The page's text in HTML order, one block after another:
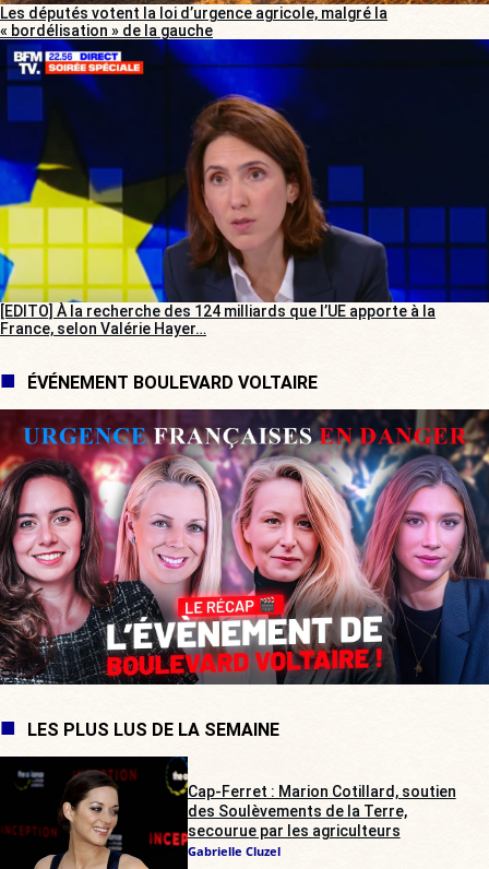
Les députés votent la loi d’urgence agricole, malgré la
« bordélisation » de la gauche
[EDITO] À la recherche des 124 milliards que l’UE apporte à la
France, selon Valérie Hayer…
ÉVÉNEMENT BOULEVARD VOLTAIRE
LES PLUS LUS DE LA SEMAINE
Cap-Ferret : Marion Cotillard, soutien
des Soulèvements de la Terre,
secourue par les agriculteurs
Gabrielle Cluzel